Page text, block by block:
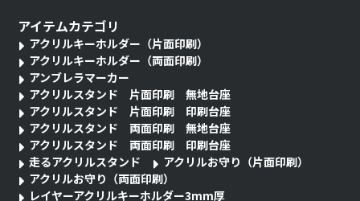
アイテムカテゴリ
アクリルキーホルダー（片面印刷）
アクリルキーホルダー（両面印刷）
アンブレラマーカー
アクリルスタンド 片面印刷 無地台座
アクリルスタンド 片面印刷 印刷台座
アクリルスタンド 両面印刷 無地台座
アクリルスタンド 両面印刷 印刷台座
走るアクリルスタンド
アクリルお守り（片面印刷）
アクリルお守り（両面印刷）
レイヤーアクリルキーホルダー3mm厚